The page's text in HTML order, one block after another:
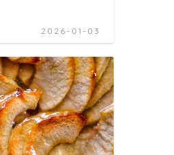
2026-01-03